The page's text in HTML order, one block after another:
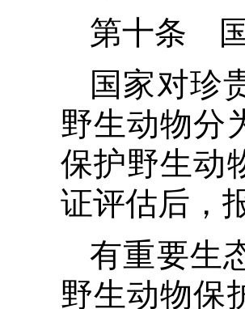
第十条 国
国家对珍
野生动物分
保护野生动
证评估后，
有重要生
野生动物保